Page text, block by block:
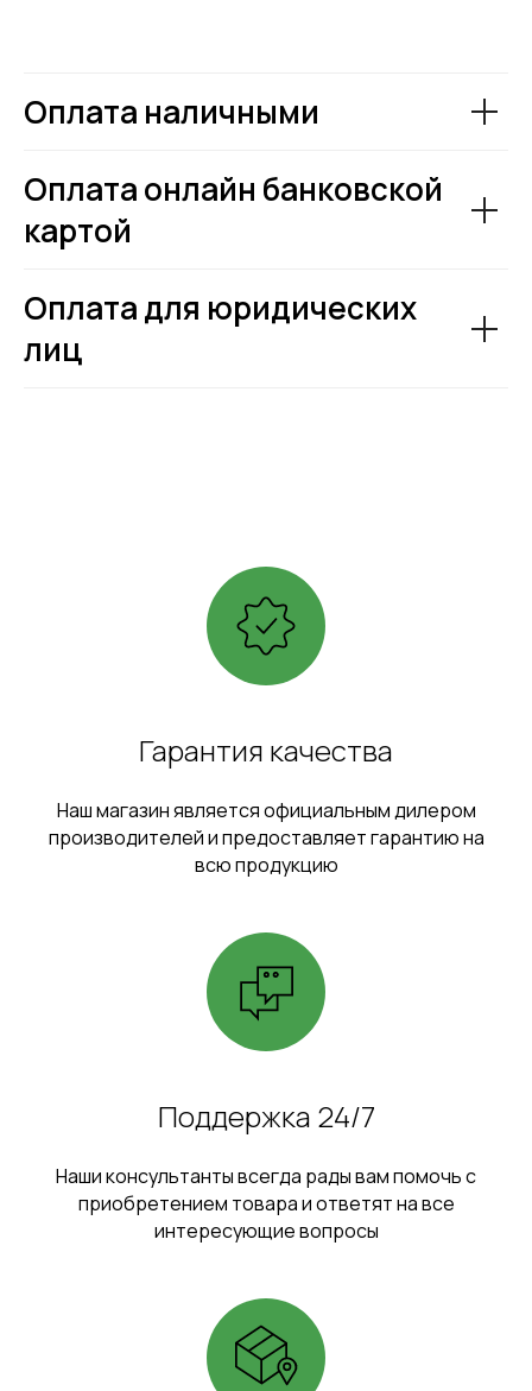
Оплата наличными
Оплата онлайн банковской
картой
Оплата для юридических
лиц
Гарантия качества
Наш магазин является официальным дилером
производителей и предоставляет гарантию на
всю продукцию
Поддержка 24/7
Наши консультанты всегда рады вам помочь с
приобретением товара и ответят на все
интересующие вопросы